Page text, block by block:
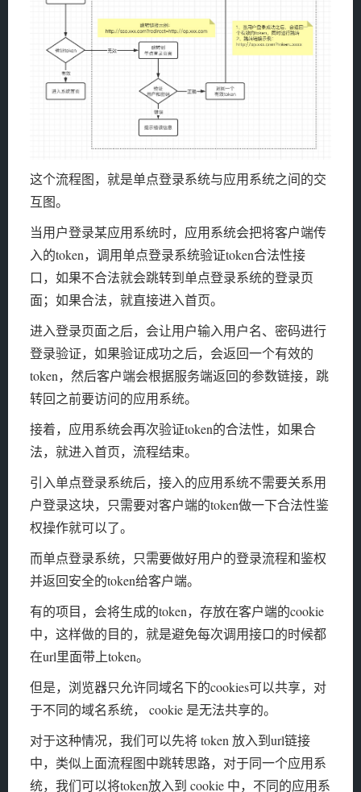
这个流程图，就是单点登录系统与应用系统之间的交
互图。
当用户登录某应用系统时，应用系统会把将客户端传
入的token，调用单点登录系统验证token合法性接
口，如果不合法就会跳转到单点登录系统的登录页
面；如果合法，就直接进入首页。
进入登录页面之后，会让用户输入用户名、密码进行
登录验证，如果验证成功之后，会返回一个有效的
token，然后客户端会根据服务端返回的参数链接，跳
转回之前要访问的应用系统。
接着，应用系统会再次验证token的合法性，如果合
法，就进入首页，流程结束。
引入单点登录系统后，接入的应用系统不需要关系用
户登录这块，只需要对客户端的token做一下合法性鉴
权操作就可以了。
而单点登录系统，只需要做好用户的登录流程和鉴权
并返回安全的token给客户端。
有的项目，会将生成的token，存放在客户端的cookie
中，这样做的目的，就是避免每次调用接口的时候都
在url里面带上token。
但是，浏览器只允许同域名下的cookies可以共享，对
于不同的域名系统， cookie 是无法共享的。
对于这种情况，我们可以先将 token 放入到url链接
中，类似上面流程图中跳转思路，对于同一个应用系
统，我们可以将token放入到 cookie 中，不同的应用系